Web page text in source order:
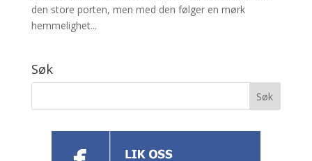
den store porten, men med den følger en mørk
hemmelighet...
Søk